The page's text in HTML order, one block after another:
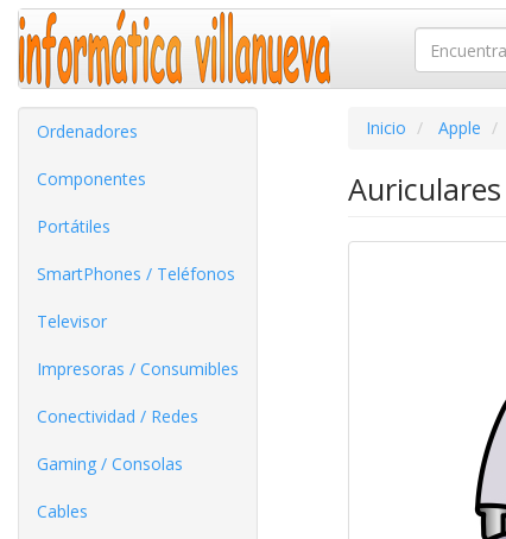
Ordenadores
Componentes
Portátiles
SmartPhones / Teléfonos
Televisor
Impresoras / Consumibles
Conectividad / Redes
Gaming / Consolas
Cables
Inicio Apple